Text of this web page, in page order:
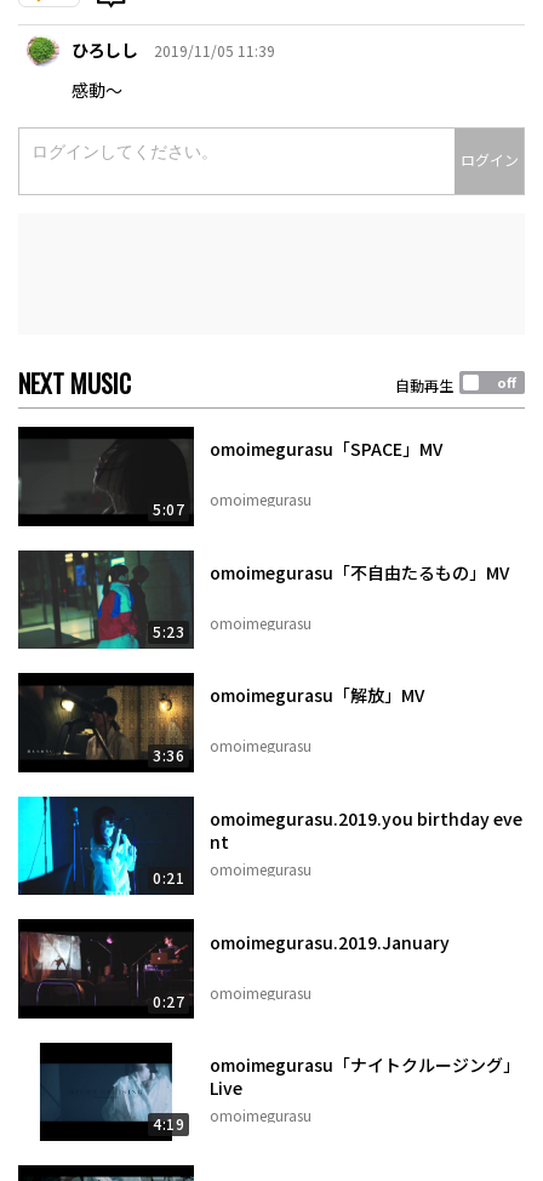
ひろしし 2019/11/05 11:39
感動〜
ログイン
NEXT MUSIC 自動再生
5:07
omoimegurasu「SPACE」MV
omoimegurasu
5:23
omoimegurasu「不自由たるもの」MV
omoimegurasu
3:36
omoimegurasu「解放」MV
omoimegurasu
0:21
omoimegurasu.2019.you birthday eve
nt
omoimegurasu
0:27
omoimegurasu.2019.January
omoimegurasu
4:19
omoimegurasu「ナイトクルージング」
Live
omoimegurasu